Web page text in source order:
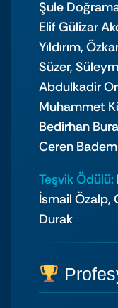
Şule
Elif Gülizar
Yıldırım,
Süzer,
Abdulkadir
Muhammet
Bedirhan
Ceren
Teşvik Ödülü:
İsmail Özalp,
Durak